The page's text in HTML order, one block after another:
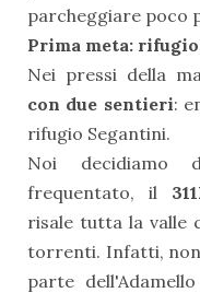
parcheggiare poco
Prima meta:
Nei pressi della
con due sentieri:
rifugio Segantini.
Noi decidiamo
frequentato, il
risale tutta la valle
torrenti. Infatti, non
parte